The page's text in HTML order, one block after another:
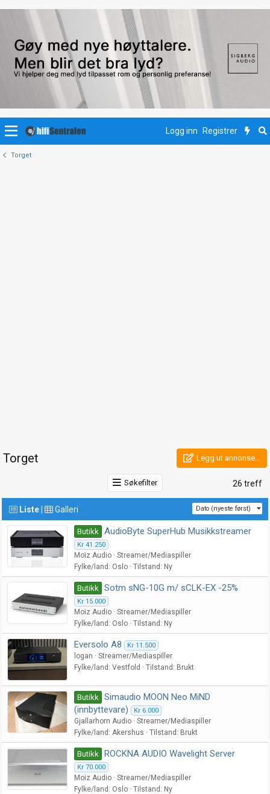
Logg inn Registrer
Torget
Torget Legg ut annonse…
Søkefilter 26 treff
Liste Galleri Dato (nyeste først)
Butikk AudioByte SuperHub Musikkstreamer
Kr 41.250
Moiz Audio
Streamer/Mediaspiller
Fylke/land
Oslo Tilstand Ny
Butikk Sotm sNG-10G m/ sCLK-EX -25%
Kr 15.000
Moiz Audio
Streamer/Mediaspiller
Fylke/land
Oslo Tilstand Ny
Eversolo A8 Kr 11.500
logan
Streamer/Mediaspiller
Fylke/land Vestfold Tilstand Brukt
Butikk
Simaudio MOON Neo MiND
(innbyttevare)
Kr 6.000
Gjallarhorn Audio
Streamer/Mediaspiller
Fylke/land
Akershus Tilstand Brukt
Butikk ROCKNA AUDIO Wavelight Server
Kr 70.000
Moiz Audio
Streamer/Mediaspiller
Fylke/land
Oslo Tilstand Ny